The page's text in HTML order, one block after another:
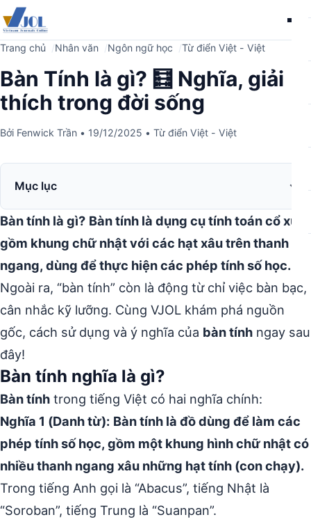
Trang chủ Nhân văn Ngôn ngữ học Từ điển Việt - Việt
Bàn Tính là gì? 🧮 Nghĩa, giải
thích trong đời sống
Bởi Fenwick Trần • 19/12/2025 • Từ điển Việt - Việt
Mục lục
Bàn tính là gì? Bàn tính là dụng cụ tính toán cổ xưa
gồm khung chữ nhật với các hạt xâu trên thanh
ngang, dùng để thực hiện các phép tính số học.
Ngoài ra, “bàn tính” còn là động từ chỉ việc bàn bạc,
cân nhắc kỹ lưỡng. Cùng VJOL khám phá nguồn
gốc, cách sử dụng và ý nghĩa của bàn tính ngay sau
đây!
Bàn tính nghĩa là gì?
Bàn tính trong tiếng Việt có hai nghĩa chính:
Nghĩa 1 (Danh từ): Bàn tính là đồ dùng để làm các
phép tính số học, gồm một khung hình chữ nhật có
nhiều thanh ngang xâu những hạt tính (con chạy).
Trong tiếng Anh gọi là “Abacus”, tiếng Nhật là
“Soroban”, tiếng Trung là “Suanpan”.